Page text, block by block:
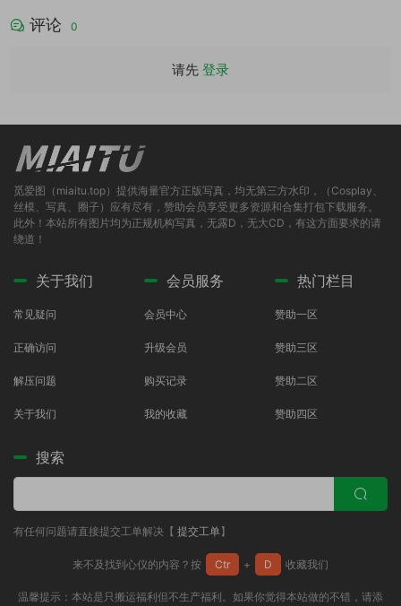
评论 0
请先 登录
觅爱图（miaitu.top）提供海量官方正版写真，均无第三方水印，（Cosplay、
丝模、写真、圈子）应有尽有，赞助会员享受更多资源和合集打包下载服务。
此外！本站所有图片均为正规机构写真，无露D，无大CD，有这方面要求的请
绕道！
关于我们
常见疑问
正确访问
解压问题
关于我们
会员服务
会员中心
升级会员
购买记录
我的收藏
热门栏目
赞助一区
赞助三区
赞助二区
赞助四区
搜索
有任何问题请直接提交工单解决【 提交工单】
来不及找到心仪的内容？按 Ctr + D 收藏我们
温馨提示：本站是只搬运福利但不生产福利。如果你觉得本站做的不错，请添